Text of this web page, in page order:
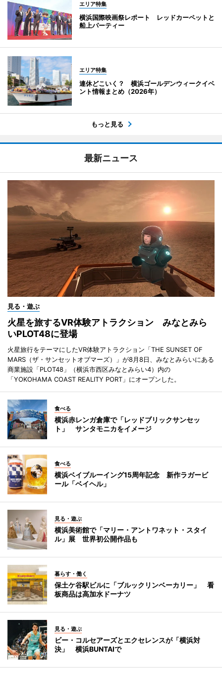
エリア特集
横浜国際映画祭レポート レッドカーペットと
船上パーティー
エリア特集
連休どこいく？ 横浜ゴールデンウィークイベ
ント情報まとめ（2026年）
もっと見る
最新ニュース
見る・遊ぶ
火星を旅するVR体験アトラクション みなとみら
いPLOT48に登場
火星旅行をテーマにしたVR体験アトラクション「THE SUNSET OF
MARS（ザ・サンセットオブマーズ）」が8月8日、みなとみらいにある
商業施設「PLOT48」（横浜市西区みなとみらい4）内の
「YOKOHAMA COAST REALITY PORT」にオープンした。
食べる
横浜赤レンガ倉庫で「レッドブリックサンセッ
ト」 サンタモニカをイメージ
食べる
横浜ベイブルーイング15周年記念 新作ラガービ
ール「ベイヘル」
見る・遊ぶ
横浜美術館で「マリー・アントワネット・スタイ
ル」展 世界初公開作品も
暮らす・働く
保土ケ谷駅ビルに「ブルックリンベーカリー」 看
板商品は高加水ドーナツ
見る・遊ぶ
ビー・コルセアーズとエクセレンスが「横浜対
決」 横浜BUNTAIで